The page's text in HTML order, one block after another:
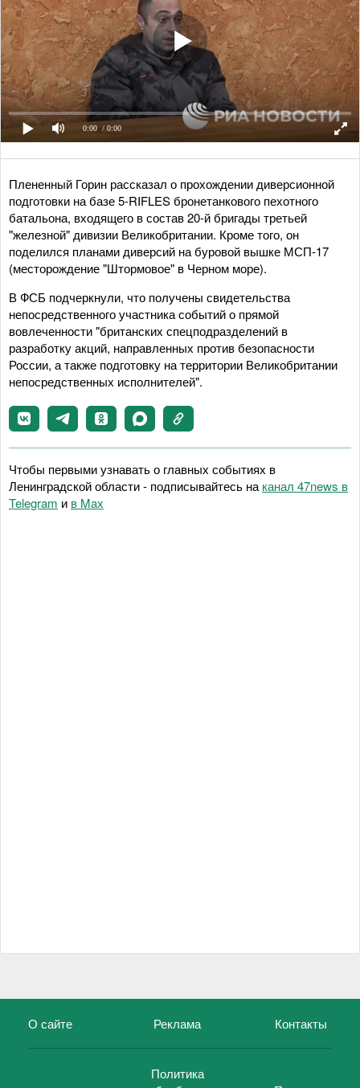
0:00 / 0:00
Плененный Горин рассказал о прохождении диверсионной
подготовки на базе 5-RIFLES бронетанкового пехотного
батальона, входящего в состав 20-й бригады третьей
"железной" дивизии Великобритании. Кроме того, он
поделился планами диверсий на буровой вышке МСП-17
(месторождение "Штормовое" в Черном море).
В ФСБ подчеркнули, что получены свидетельства
непосредственного участника событий о прямой
вовлеченности "британских спецподразделений в
разработку акций, направленных против безопасности
России, а также подготовку на территории Великобритании
непосредственных исполнителей".
Чтобы первыми узнавать о главных событиях в
Ленинградской области - подписывайтесь на канал 47news в
Telegram и в Maх
О сайте Реклама Контакты
Политика